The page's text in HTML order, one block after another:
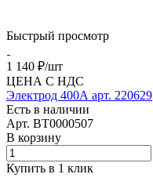
Быстрый просмотр
1 140 ₽/шт
ЦЕНА С НДС
Электрод 400А арт. 220629
Есть в наличии
Арт. BT0000507
В корзину
Купить в 1 клик